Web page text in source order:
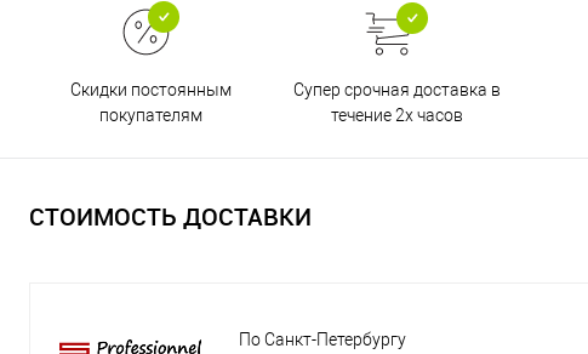
Скидки постоянным
покупателям
Супер срочная доставка в
течение 2х часов
СТОИМОСТЬ ДОСТАВКИ
По Санкт-Петербургу